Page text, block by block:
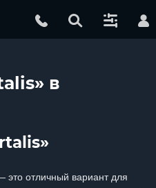
в
это отличный вариант для